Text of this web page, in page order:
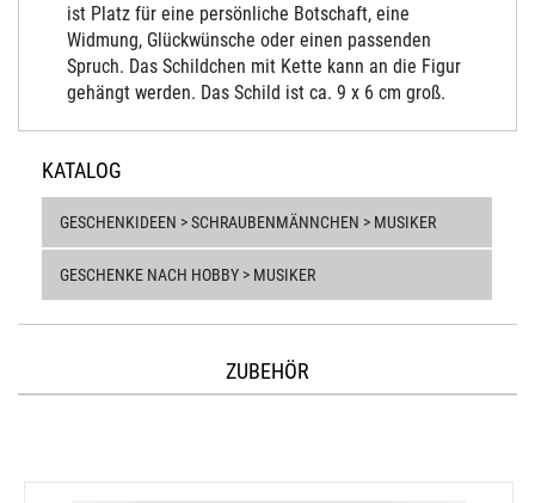
ist Platz für eine persönliche Botschaft, eine
Widmung, Glückwünsche oder einen passenden
Spruch. Das Schildchen mit Kette kann an die Figur
gehängt werden. Das Schild ist ca. 9 x 6 cm groß.
KATALOG
GESCHENKIDEEN > SCHRAUBENMÄNNCHEN > MUSIKER
GESCHENKE NACH HOBBY > MUSIKER
ZUBEHÖR